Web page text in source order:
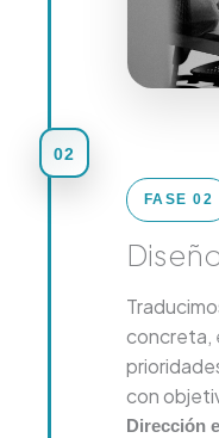
FASE 02
concreta,
con
Dirección
02